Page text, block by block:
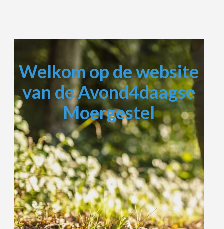
Welkom op de website
van de Avond4daagse
Moergestel